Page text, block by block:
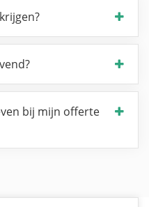
bij mijn offerte